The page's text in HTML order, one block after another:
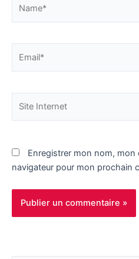
Enregistrer mon nom,
navigateur pour mon prochain